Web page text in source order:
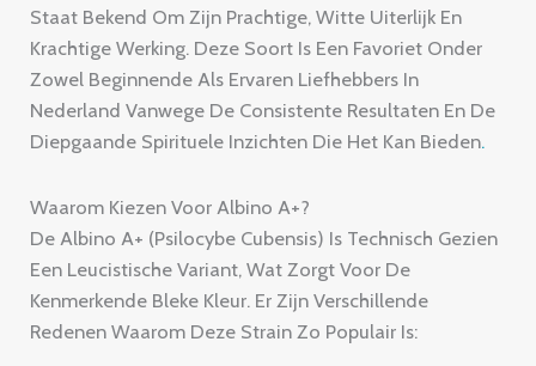
Staat Bekend Om Zijn Prachtige, Witte Uiterlijk En
Krachtige Werking. Deze Soort Is Een Favoriet Onder
Zowel Beginnende Als Ervaren Liefhebbers In
Nederland Vanwege De Consistente Resultaten En De
Diepgaande Spirituele Inzichten Die Het Kan Bieden.
Waarom Kiezen Voor Albino A+?
De Albino A+ (Psilocybe Cubensis) Is Technisch Gezien
Een Leucistische Variant, Wat Zorgt Voor De
Kenmerkende Bleke Kleur. Er Zijn Verschillende
Redenen Waarom Deze Strain Zo Populair Is: